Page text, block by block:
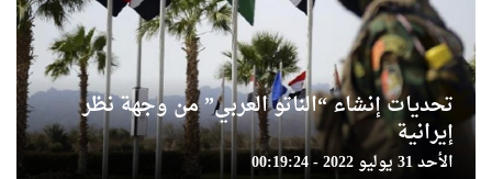
تحديات إنشاء “الناتو العربي” من وجهة نظر
إيرانية
الأحد 31 يوليو 2022 - 00:19:24